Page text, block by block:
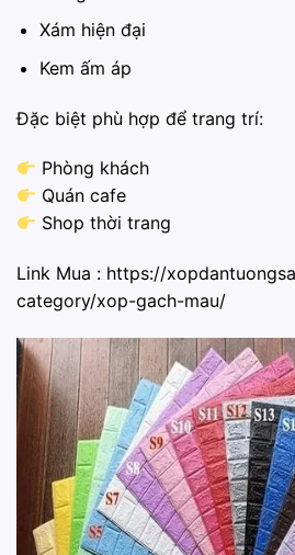
Xám hiện đại
Kem ấm áp
Đặc biệt phù hợp để trang trí:
Phòng khách
Quán cafe
Shop thời trang
Link Mua : https://
category/xop-gach-mau/